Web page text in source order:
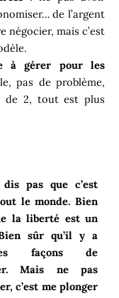
de l’argent
négocier, mais c’est
à gérer pour les
pas de problème,
de 2, tout est plus
pas que c’est
le monde. Bien
la liberté est un
sûr qu’il y a
façons de
Mais ne pas
c’est me plonger